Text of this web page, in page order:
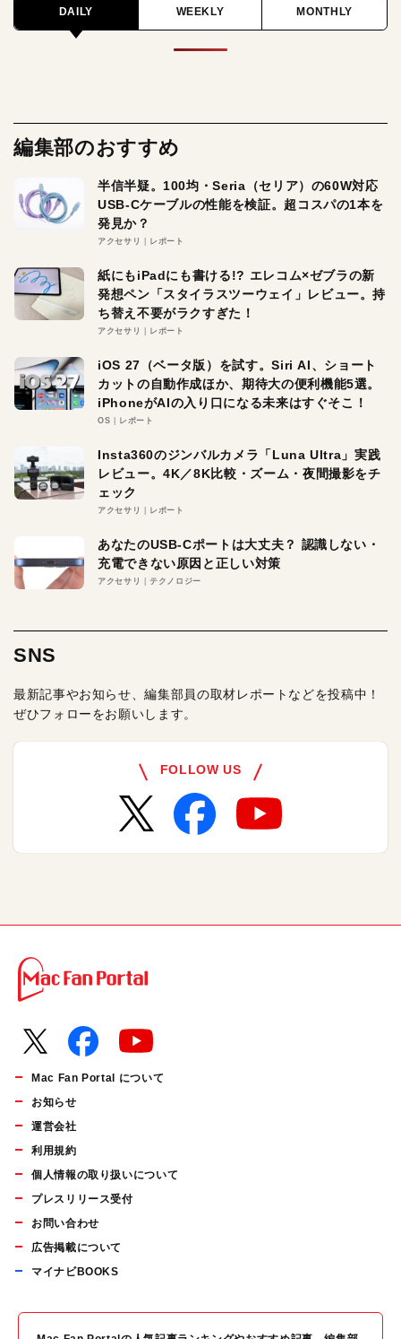
DAILY WEEKLY MONTHLY
編集部のおすすめ
半信半疑。100均・Seria（セリア）の60W対応
USB-Cケーブルの性能を検証。超コスパの1本を
発見か？
アクセサリ レポート
紙にもiPadにも書ける!? エレコム×ゼブラの新
発想ペン「スタイラスツーウェイ」レビュー。持
ち替え不要がラクすぎた！
アクセサリ レポート
iOS 27（ベータ版）を試す。Siri AI、ショート
カットの自動作成ほか、期待大の便利機能5選。
iPhoneがAIの入り口になる未来はすぐそこ！
OS レポート
Insta360のジンバルカメラ「Luna Ultra」実践
レビュー。4K／8K比較・ズーム・夜間撮影をチ
ェック
アクセサリ レポート
あなたのUSB-Cポートは大丈夫？ 認識しない・
充電できない原因と正しい対策
アクセサリ テクノロジー
SNS
最新記事やお知らせ、編集部員の取材レポートなどを投稿中！
ぜひフォローをお願いします。
FOLLOW US
Mac Fan Portal について
お知らせ
運営会社
利用規約
個人情報の取り扱いについて
プレスリリース受付
お問い合わせ
広告掲載について
マイナビBOOKS